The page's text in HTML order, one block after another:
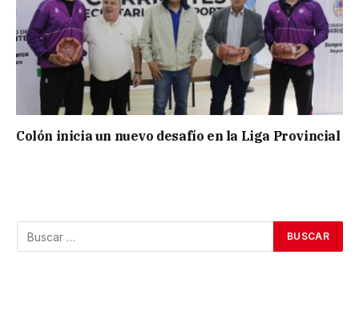
Colón inicia un nuevo desafío en la Liga Provincial